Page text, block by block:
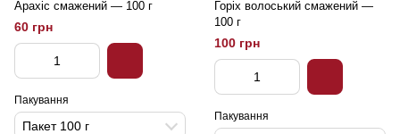
Арахіс смажений — 100 г
60 грн
Пакування
Пакет 100 г
Горіх волоський смажений —
100 г
100 грн
Пакування